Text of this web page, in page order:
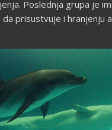
Poslednja grupa je
prisustvuje i hranjenju